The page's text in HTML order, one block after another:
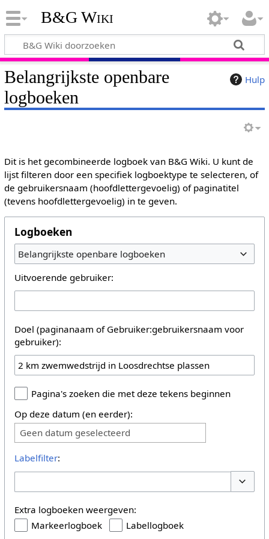
B&G Wiki
Hulp
Belangrijkste openbare
logboeken
Dit is het gecombineerde logboek van B&G Wiki. U kunt de
lijst filteren door een specifiek logboektype te selecteren, of
de gebruikersnaam (hoofdlettergevoelig) of paginatitel
(tevens hoofdlettergevoelig) in te geven.
Logboeken
Belangrijkste openbare logboeken
Uitvoerende gebruiker:
Doel (paginanaam of Gebruiker:gebruikersnaam voor
gebruiker):
Pagina's zoeken die met deze tekens beginnen
Op deze datum (en eerder):
Geen datum geselecteerd
Labelfilter:
Extra logboeken weergeven:
Markeerlogboek
Labellogboek